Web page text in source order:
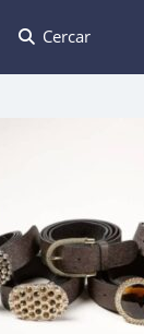
Cercar